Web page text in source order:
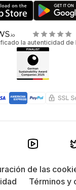
la autenticidad de
de las
Términos y